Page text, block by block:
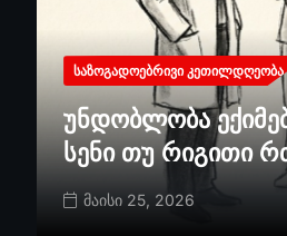
ᲡᲐᲖᲝᲒᲐᲓᲝᲔᲑᲠᲘᲕᲘ ᲙᲔᲗᲘᲚᲓᲦᲔᲝᲑᲐ
უნდობლობა
სენი თუ რიგითი
მაისი 25, 2026